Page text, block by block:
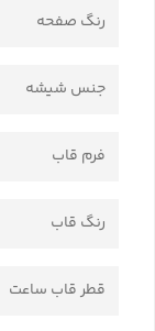
رنگ صفحه
جنس شیشه
فرم قاب
رنگ قاب
قطر قاب ساعت